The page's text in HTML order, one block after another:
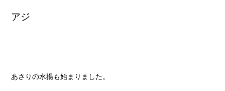
アジ
あさりの水揚も始まりました。